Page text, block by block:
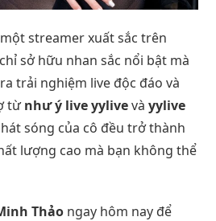
streamer xuất sắc trên
sở hữu nhan sắc nổi bật mà
trải nghiệm live độc đáo và
từnhư ý live yylivevàyylive
sóng của cô đều trở thành
lượng cao mà bạn không thể
Thảo ngay hôm nay để